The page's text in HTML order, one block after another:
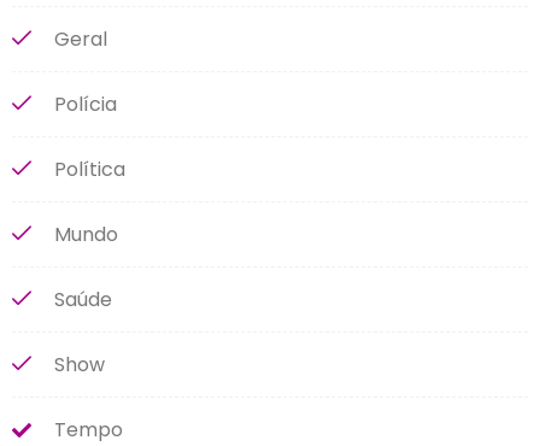
Geral
Polícia
Política
Mundo
Saúde
Show
Tempo